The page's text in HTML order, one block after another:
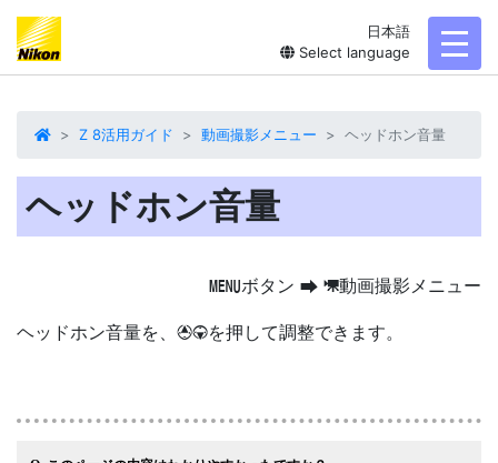
日本語
Select language
Z 8活用ガイド 動画撮影メニュー ヘッドホン音量
ヘッドホン音量
Gボタン U 1動画撮影メニュー
ヘッドホン音量を、 13を押して調整できます。